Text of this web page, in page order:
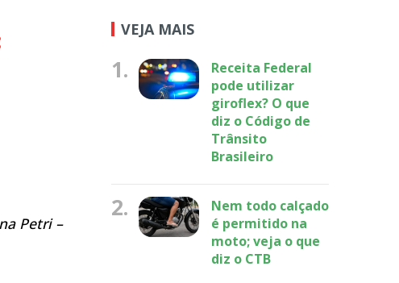
Petri –
VEJA MAIS
1.
Receita Federal
pode utilizar
giroflex? O que
diz o Código de
Trânsito
Brasileiro
2.
Nem todo calçado
é permitido na
moto; veja o que
diz o CTB